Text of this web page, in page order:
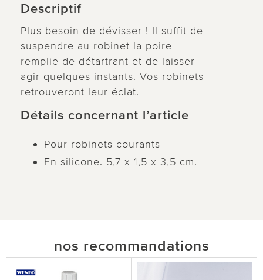
Descriptif
Plus besoin de dévisser ! Il suffit de
suspendre au robinet la poire
remplie de détartrant et de laisser
agir quelques instants. Vos robinets
retrouveront leur éclat.
Détails concernant l’article
Pour robinets courants
En silicone. 5,7 x 1,5 x 3,5 cm.
nos recommandations